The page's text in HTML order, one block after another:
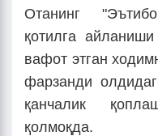
Отанинг
қотилга
вафот этган
фарзанди
қанчалик
қолмоқда.